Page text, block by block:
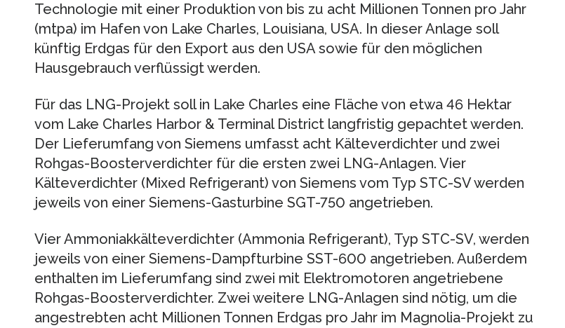
Technologie mit einer Produktion von bis zu acht Millionen Tonnen pro Jahr
(mtpa) im Hafen von Lake Charles, Louisiana, USA. In dieser Anlage soll
künftig Erdgas für den Export aus den USA sowie für den möglichen
Hausgebrauch verflüssigt werden.
Für das LNG-Projekt soll in Lake Charles eine Fläche von etwa 46 Hektar
vom Lake Charles Harbor & Terminal District langfristig gepachtet werden.
Der Lieferumfang von Siemens umfasst acht Kälteverdichter und zwei
Rohgas-Boosterverdichter für die ersten zwei LNG-Anlagen. Vier
Kälteverdichter (Mixed Refrigerant) von Siemens vom Typ STC-SV werden
jeweils von einer Siemens-Gasturbine SGT-750 angetrieben.
Vier Ammoniakkälteverdichter (Ammonia Refrigerant), Typ STC-SV, werden
jeweils von einer Siemens-Dampfturbine SST-600 angetrieben. Außerdem
enthalten im Lieferumfang sind zwei mit Elektromotoren angetriebene
Rohgas-Boosterverdichter. Zwei weitere LNG-Anlagen sind nötig, um die
angestrebten acht Millionen Tonnen Erdgas pro Jahr im Magnolia-Projekt zu